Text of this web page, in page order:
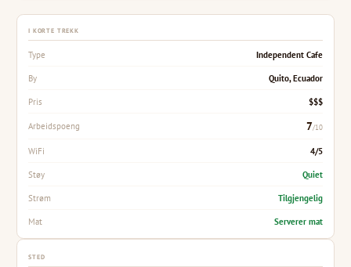
I KORTE TREKK
Type Independent Cafe
By Quito, Ecuador
Pris $$$
Arbeidspoeng 7/10
WiFi 4/5
Støy Quiet
Strøm Tilgjengelig
Mat Serverer mat
STED